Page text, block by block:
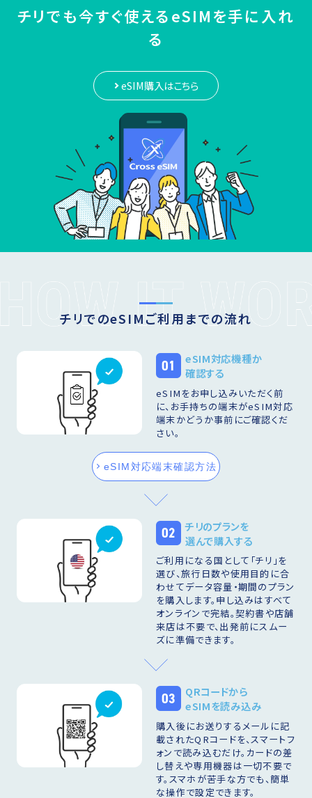
チリでも今すぐ使えるeSIMを手に入れ
る
eSIM購入はこちら
チリでのeSIMご利用までの流れ
01
eSIM対応機種か
確認する
eSIMをお申し込みいただく前
に、お手持ちの端末がeSIM対応
端末かどうか事前にご確認くだ
さい。
eSIM対応端末確認方法
02
チリのプランを
選んで購入する
ご利用になる国として「チリ」を
選び、旅行日数や使用目的に合
わせてデータ容量・期間のプラン
を購入します。申し込みはすべて
オンラインで完結。契約書や店舗
来店は不要で、出発前にスムー
ズに準備できます。
03
QRコードから
eSIMを読み込み
購入後にお送りするメールに記
載されたQRコードを、スマートフ
ォンで読み込むだけ。カードの差
し替えや専用機器は一切不要で
す。スマホが苦手な方でも、簡単
な操作で設定できます。